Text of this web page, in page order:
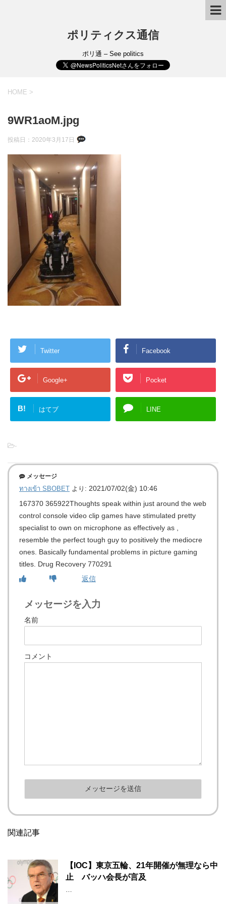
ポリティクス通信
ポリ通 – See politics
HOME >
9WR1aoM.jpg
投稿日： 2020年3月17日
Twitter Facebook
Google+ Pocket
B! はてブ LINE
-
メッセージ
ทางเข้า SBOBET より: 2021/07/02(金) 10:46
167370 365922Thoughts speak within just around the web
control console video clip games have stimulated pretty
specialist to own on microphone as effectively as ,
resemble the perfect tough guy to positively the mediocre
ones. Basically fundamental problems in picture gaming
titles. Drug Recovery 770291
返信
メッセージを入力
名前
コメント
関連記事
【IOC】東京五輪、21年開催が無理なら中
止 バッハ会長が言及
…